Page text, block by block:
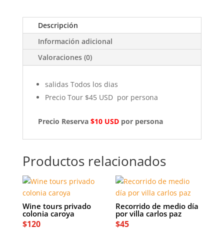
cantidadDescripción
Información adicional
Valoraciones (0)
salidas Todos los dias
Precio Tour $45 USD por persona
Precio Reserva $10 USDpor persona
Productos relacionados
Wine tours privado
colonia caroya
$120
Recorrido de medio día
por villa carlos paz
$45